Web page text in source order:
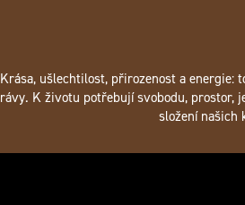
Krása, ušlechtilost, přirozenost a energie:
K životu potřebují svobodu, prostor,
složení našich